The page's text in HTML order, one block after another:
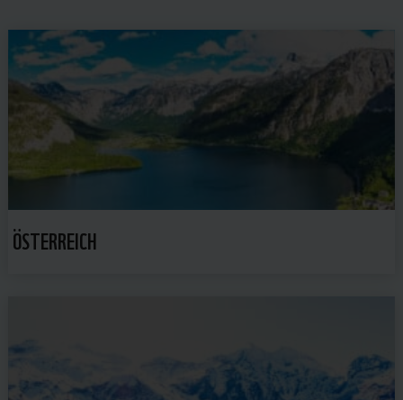
ÖSTERREICH